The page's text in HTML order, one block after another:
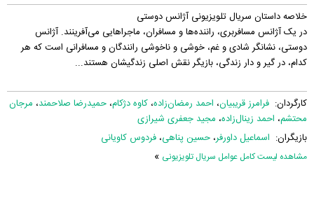
خلاصه داستان سریال تلویزیونی آژانس دوستی
در یک آژانس مسافربری، راننده‌ها و مسافران، ماجراهایی می‌آفرینند. آژانس
دوستی، نشانگر شادی و غم، خوشی و ناخوشی رانندگان و مسافرانی است که هر
کدام، در گیر و دار زندگی، بازیگر نقش اصلی زندگیشان هستند...
کارگردان: فرامرز قریبیان، احمد رمضان‌زاده، کاوه دژکام، حمیدرضا صلاحمند، مرجان
محتشم، احمد زینال‌زاده، مجید جعفری شیرازی
بازیگران: اسماعیل داورفر، حسین پناهی، فردوس کاویانی
مشاهده لیست کامل عوامل سریال تلویزیونی »